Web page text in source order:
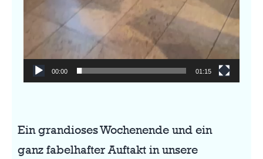
00:00 01:15
Ein grandioses Wochenende und ein
ganz fabelhafter Auftakt in unsere